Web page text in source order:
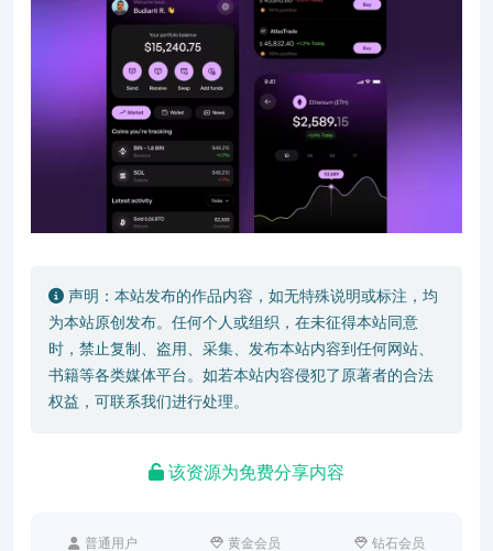
声明：本站发布的作品内容，如无特殊说明或标注，均
为本站原创发布。任何个人或组织，在未征得本站同意
时，禁止复制、盗用、采集、发布本站内容到任何网站、
书籍等各类媒体平台。如若本站内容侵犯了原著者的合法
权益，可联系我们进行处理。
该资源为免费分享内容
普通用户 黄金会员 钻石会员